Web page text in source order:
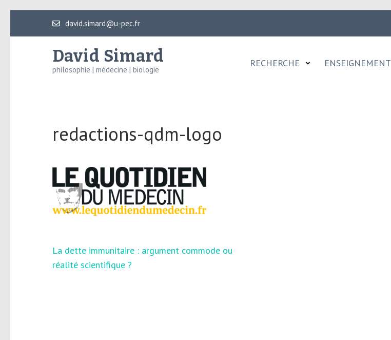
david.simard@u-pec.fr
David Simard
philosophie | médecine | biologie
RECHERCHE ENSEIGNEMENT
redactions-qdm-logo
Navigation
de
La dette immunitaire : argument commode ou
réalité scientifique ?